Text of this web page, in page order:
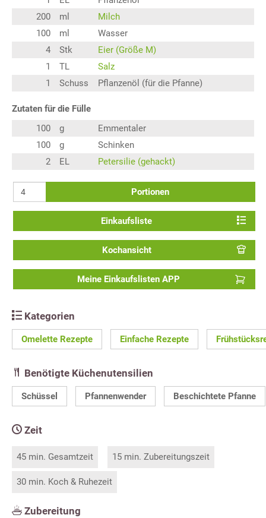
200
ml
Milch
100
ml
Wasser
4
Stk
Eier (Größe M)
1
TL
Salz
1
Schuss Pflanzenöl (für die Pfanne)
Zutaten für die Fülle
100
g
Emmentaler
100
g
Schinken
2
EL Petersilie (gehackt)
Portionen
Einkaufsliste
Kochansicht
Meine Einkaufslisten APP
Kategorien
Omelette Rezepte Einfache Rezepte
Benötigte Küchenutensilien
Schüssel Pfannenwender Beschichtete Pfanne
Zeit
45 min. Gesamtzeit 15 min. Zubereitungszeit
30 min. Koch & Ruhezeit
Zubereitung